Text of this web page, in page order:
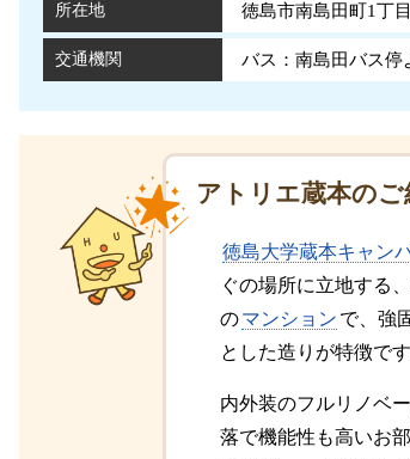
所在地 徳島市南島田町1丁
交通機関 バス：南島田バス
アトリエ蔵本のご
徳島大学蔵本キャン
ぐの場所に立地する
のマンション で、強
とした造りが特徴です
内外装のフルリノベ
落で機能性も高いお